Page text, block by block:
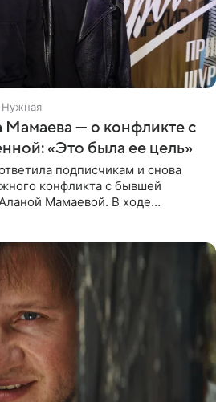
Нужная
— о конфликте с
«Это была ее цель»
подписчикам и снова
конфликта с бывшей
Мамаевой. В ходе